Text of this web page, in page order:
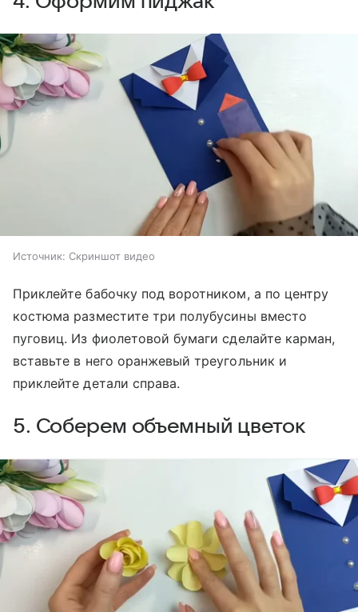
Источник: Скриншот видео
Приклейте бабочку под воротником, а по центру
костюма разместите три полубусины вместо
пуговиц. Из фиолетовой бумаги сделайте карман,
вставьте в него оранжевый треугольник и
приклейте детали справа.
5. Соберем объемный цветок